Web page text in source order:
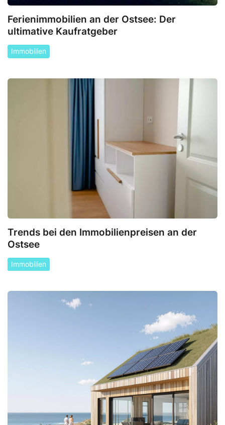
Ferienimmobilien an der Ostsee: Der
ultimative Kaufratgeber
Immobilien
Trends bei den Immobilienpreisen an der
Ostsee
Immobilien